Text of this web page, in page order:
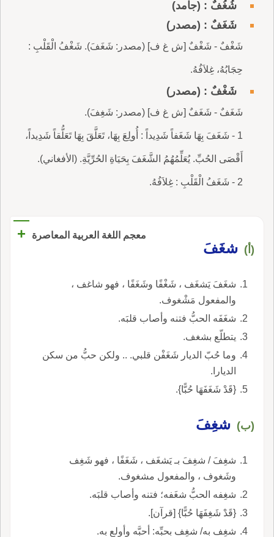
شُغُفٌ : (جامد)
شَغَفٌ : (مصدر)
شَغْفٌ - شَغْفٌ [ش غ ف] (مصدر: شَغَفَ). شَغْفُ الْقَلْبِ :
حِجَابُهُ، غِلاَفُهُ.
شَغْفٌ : (مصدر)
شَغَفٌ - شَغَفٌ [ش غ ف] (مصدر: شَغِفَ).
1 - شَغَفَ بِهَا شَغَفاً شَدِيداً : أُولِعَ بِهَا، تَعَلَّقَ بِهَا تَعَلُّقاً شَدِيداً،
أَقْصَى الحُبِّ. يُعَلِّمُهُمُ الشَّغَفَ بِحَيَاةِ الحُرِّيَّةِ. (الأفغاني).
2 - شَغَفُ الْقَلْبِ : غِلاَفُهُ.
معجم اللغة العربية المعاصرة +
(أ) شغَفَ
شغَفَ يَشغَف ، شَغْفًا وشَغَفًا ، فهو شاغف ،
والمفعول مَشْغوف.
شغَفَه الحبُّ فتنه وأصاب قلبَه.
يتطلّع بشغف.
وما حُبّ الديار شَغَفْن قلبي. .. ولكن حبُّ من سكن
الديارا.
{قَدْ شَغَفَهَا حُبًّا}.
(ب) شغِفَ
شغِفَ / شغِفَ بـ يَشغَف ، شَغَفًا ، فهو شَغِف
وشَغوف ، والمفعول مشغوف.
شغِفه الحبُّ شغَفه؛ فتنه وأصاب قلبَه.
{قَدْ شَغِفَهَا حُبًّا} [قرآن].
شغِف به/ شغِف بحبِّه: أحبَّه وأولع به.